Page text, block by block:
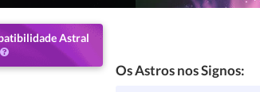
Astral
Os Astros nos Signos: